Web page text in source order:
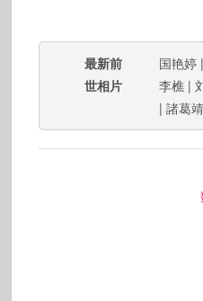
最新前
世相片
国艳婷
李樵 |
| 諸葛